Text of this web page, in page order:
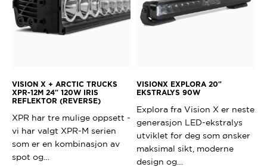
VISION X + ARCTIC TRUCKS
XPR-12M 24″ 120W IRIS
REFLEKTOR (REVERSE)
XPR har tre mulige oppsett -
vi har valgt XPR-M serien
som er en kombinasjon av
spot og…
VISIONX EXPLORA 20″
EKSTRALYS 90W
Explora fra Vision X er neste
generasjon LED-ekstralys
utviklet for deg som ønsker
maksimal sikt, moderne
design og…